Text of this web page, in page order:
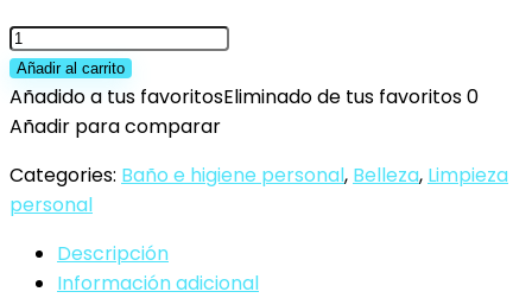
REN
Skincare
Gel
de
Neroli
&
Pomelo
200
Añadir al carrito
Añadido a tus favoritosEliminado de tus favoritos0
Añadir para comparar
Categories: Baño e higiene personal, Belleza, Limpieza
personal
Descripción
Información adicional